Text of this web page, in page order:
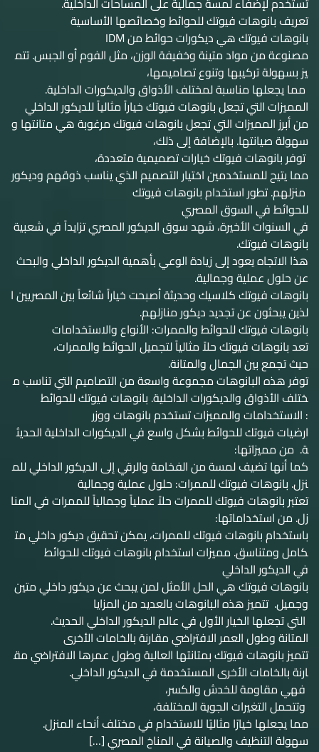
تعريف بانوهات فيوتك للحوائط وخصائصها الأساسية
بانوهات فيوتك هي ديكورات حوائط من IDM
مصنوعة من مواد متينة وخفيفة الوزن، مثل الفوم أو الجبس. تتم
يز بسهولة تركيبها وتنوع تصاميمها،
مما يجعلها مناسبة لمختلف الأذواق والديكورات الداخلية.
المميزات التي تجعل بانوهات فيوتك خياراً مثالياً للديكور الداخلي
من أبرز المميزات التي تجعل بانوهات فيوتك مرغوبة هي متانتها و
سهولة صيانتها. بالإضافة إلى ذلك،
توفر بانوهات فيوتك خيارات تصميمية متعددة،
مما يتيح للمستخدمين اختيار التصميم الذي يناسب ذوقهم وديكور
منزلهم. تطور استخدام بانوهات فيوتك
للحوائط في السوق المصري
في السنوات الأخيرة، شهد سوق الديكور المصري تزايداً في شعبية
بانوهات فيوتك.
هذا الاتجاه يعود إلى زيادة الوعي بأهمية الديكور الداخلي والبحث
عن حلول عملية وجمالية.
بانوهات فيوتك كلاسيك وحديثة أصبحت خياراً شائعاً بين المصريين ا
لذين يبحثون عن تجديد ديكور منازلهم.
بانوهات فيوتك للحوائط والممرات: الأنواع والاستخدامات
تعد بانوهات فيوتك حلاً مثالياً لتجميل الحوائط والممرات،
حيث تجمع بين الجمال والمتانة.
توفر هذه البانوهات مجموعة واسعة من التصاميم التي تناسب م
ختلف الأذواق والديكورات الداخلية. بانوهات فيوتك للحوائط
: الاستخدامات والمميزات تستخدم بانوهات ووزر
ارضيات فيوتك للحوائط بشكل واسع في الديكورات الداخلية الحديث
ة. من مميزاتها:
كما أنها تضيف لمسة من الفخامة والرقي إلى الديكور الداخلي للم
نزل. بانوهات فيوتك للممرات: حلول عملية وجمالية
تعتبر بانوهات فيوتك للممرات حلاً عملياً وجمالياً للممرات في المنا
زل. من استخداماتها:
باستخدام بانوهات فيوتك للممرات، يمكن تحقيق ديكور داخلي مت
كامل ومتناسق. مميزات استخدام بانوهات فيوتك للحوائط
في الديكور الداخلي
بانوهات فيوتك هي الحل الأمثل لمن يبحث عن ديكور داخلي متين
وجميل. تتميز هذه البانوهات بالعديد من المزايا
التي تجعلها الخيار الأول في عالم الديكور الداخلي الحديث.
المتانة وطول العمر الافتراضي مقارنة بالخامات الأخرى
تتميز بانوهات فيوتك بمتانتها العالية وطول عمرها الافتراضي مق
ارنة بالخامات الأخرى المستخدمة في الديكور الداخلي.
فهي مقاومة للخدش والكسر،
وتتحمل التغيرات الجوية المختلفة،
مما يجعلها خيارًا مثاليًا للاستخدام في مختلف أنحاء المنزل.
سهولة التنظيف والصيانة في المناخ المصري […]